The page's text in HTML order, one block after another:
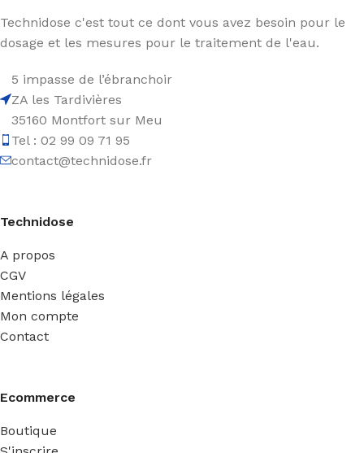
Technidose c'est tout ce dont vous avez besoin pour le
dosage et les mesures pour le traitement de l'eau.
5 impasse de l’ébranchoir
ZA les Tardivières
35160 Montfort sur Meu
Tel : 02 99 09 71 95
contact@technidose.fr
Technidose
A propos
CGV
Mentions légales
Mon compte
Contact
Ecommerce
Boutique